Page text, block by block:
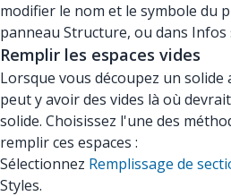
modifier le nom et le symbole du
panneau Structure, ou dans
Remplir les espaces vides
Lorsque vous découpez un solide
peut y avoir des vides là où
solide. Choisissez l'une des
remplir ces espaces :
Sélectionnez Remplissage de
Styles.